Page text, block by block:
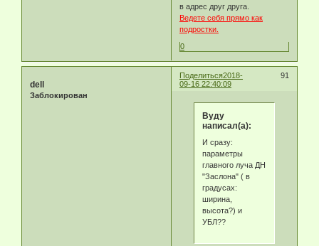
в адрес друг друга.
Ведете себя прямо как
подростки.
0
Поделиться 91
2018-
09-16 22:40:09
dell
Заблокирован
Byду
написал(а):
И сразу:
параметры
главного луча ДН
"Заслона" ( в
градусах:
ширина,
высота?) и
УБЛ??